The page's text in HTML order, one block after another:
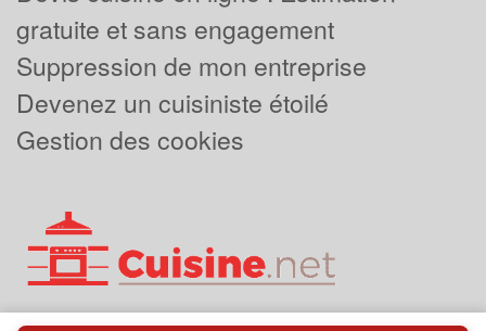
gratuite et sans engagement
Suppression de mon entreprise
Devenez un cuisiniste étoilé
Gestion des cookies